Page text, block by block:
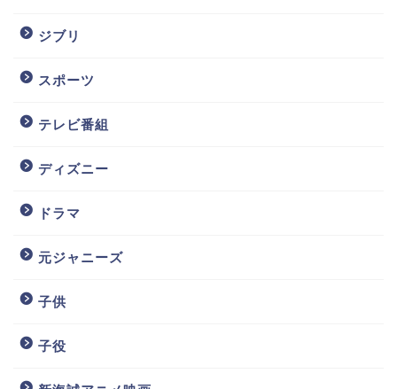
ジブリ
スポーツ
テレビ番組
ディズニー
ドラマ
元ジャニーズ
子供
子役